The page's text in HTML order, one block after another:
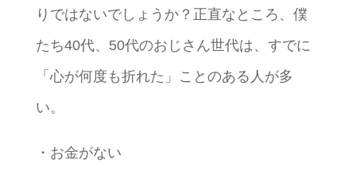
りではないでしょうか？正直なところ、僕
たち40代、50代のおじさん世代は、すでに
「心が何度も折れた」ことのある人が多
い。
・お金がない